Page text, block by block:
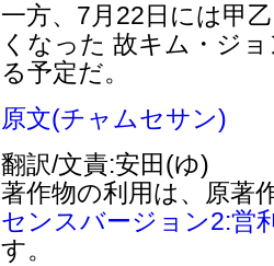
一方、7月22日には甲
くなった 故キム・ジ
る予定だ。
原文(チャムセサン)
翻訳/文責:安田(ゆ)
著作物の利用は、原著
センスバージョン2:営
す。